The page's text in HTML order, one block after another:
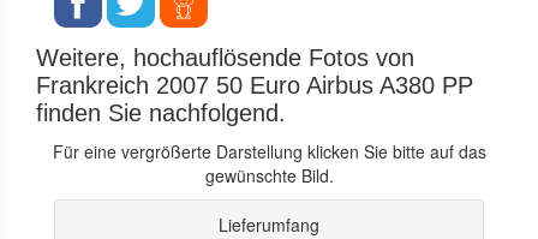
Weitere, hochauflösende Fotos von
Frankreich 2007 50 Euro Airbus A380 PP
finden Sie nachfolgend.
Für eine vergrößerte Darstellung klicken Sie bitte auf das
gewünschte Bild.
Lieferumfang